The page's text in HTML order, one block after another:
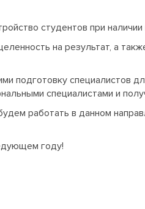
студентов при наличии
на результат, а
подготовку специалистов
специалистами и
работать в данном
году!